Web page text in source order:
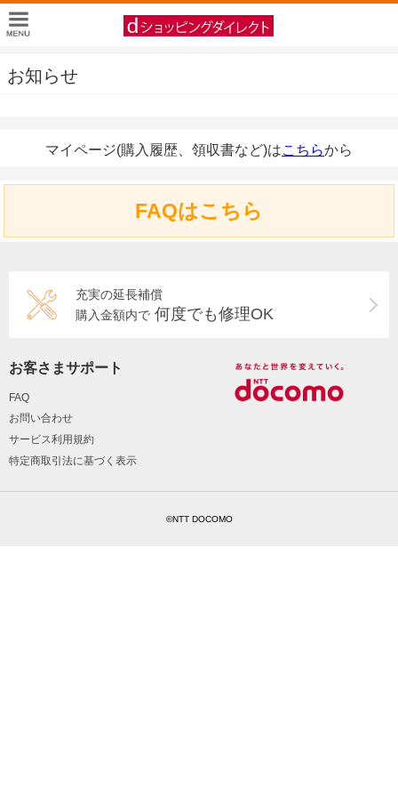
お知らせ
マイページ(購入履歴、領収書など)はこちらから
FAQはこちら
充実の延長補償
購入金額内で 何度でも修理OK
お客さまサポート
FAQ
お問い合わせ
サービス利用規約
特定商取引法に基づく表示
©NTT DOCOMO